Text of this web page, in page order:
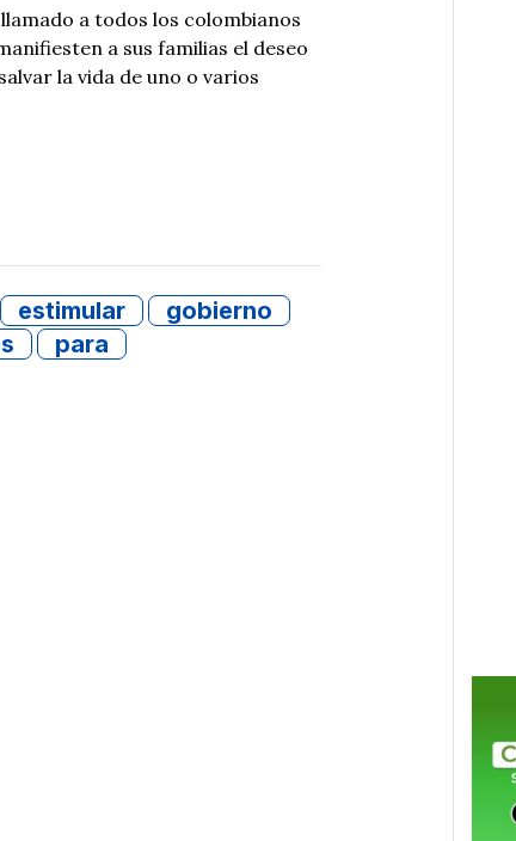
a todos los colombianos
a sus familias el deseo
la vida de uno o varios
estimular
gobierno
para